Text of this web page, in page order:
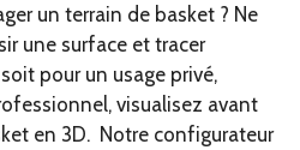
un terrain de basket ? Ne
une surface et tracer
pour un usage privé,
visualisez avant
en 3D. Notre configurateur